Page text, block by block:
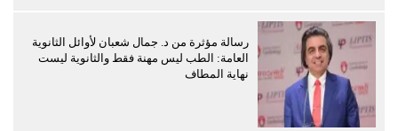
رسالة مؤثرة من د. جمال شعبان لأوائل الثانوية
العامة: الطب ليس مهنة فقط والثانوية ليست
نهاية المطاف